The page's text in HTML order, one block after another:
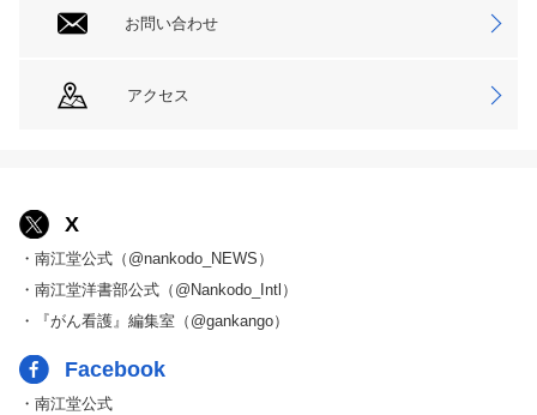
お問い合わせ
アクセス
X
・南江堂公式（@nankodo_NEWS）
・南江堂洋書部公式（@Nankodo_Intl）
・『がん看護』編集室（@gankango）
Facebook
・南江堂公式